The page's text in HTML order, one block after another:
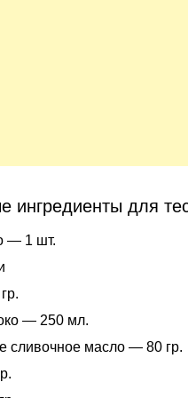
ингредиенты для
— 1 шт.
— 250 мл.
сливочное масло — 80 гр.